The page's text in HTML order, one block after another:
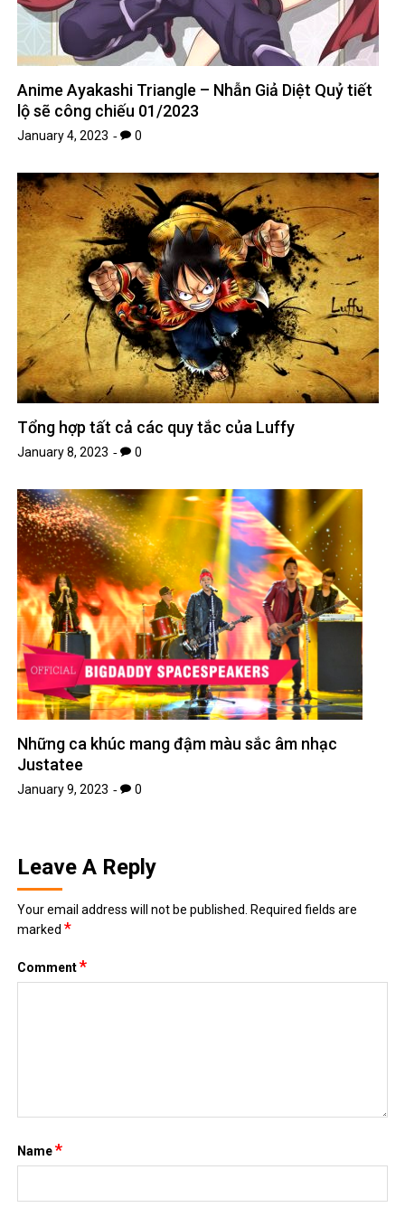
Anime Ayakashi Triangle – Nhẫn Giả Diệt Quỷ tiết
lộ sẽ công chiếu 01/2023
January 4, 2023 0
Tổng hợp tất cả các quy tắc của Luffy
January 8, 2023 0
Những ca khúc mang đậm màu sắc âm nhạc
Justatee
January 9, 2023 0
Leave A Reply
Your email address will not be published.
Required fields are
marked*
Comment*
Name*